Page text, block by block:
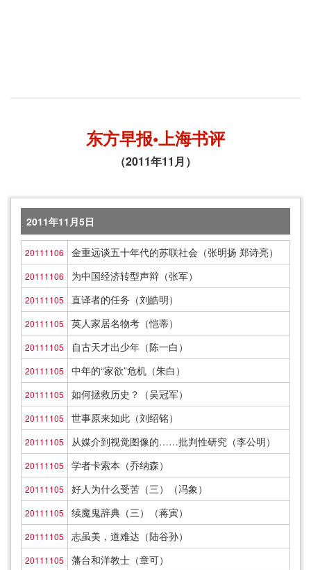
东方早报•上海书评
（2011年11月）
2011年11月5日
20111106 金重远谈五十年代的苏联社会（张明扬 郑诗亮）
20111106 为中国经济转型声辩（张军）
20111105 直译者的任务（刘皓明）
20111105 英人家居名物考（恺蒂）
20111105 自古天才出少年（陈一白）
20111105 中年的“家欲”危机（朱白）
20111105 如何拯救历史？（吴冠军）
20111105 世事原来如此（刘绍铭）
20111105 从媒介到视觉图像的……批判性研究（李公明）
20111105 学者卡索本（乔纳森）
20111105 好人为什么受苦（三）（冯象）
20111105 续魔鬼辞典（三）（蒋寅）
20111105 志虽美，道难达（陆谷孙）
20111105 藩台和洋教士（章可）